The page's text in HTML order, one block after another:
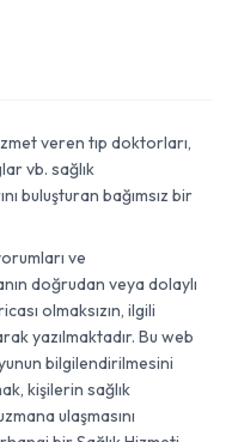
veren tıp doktorları,
vb. sağlık
buluşturan bağımsız bir
ve
doğrudan veya dolaylı
olmaksızın, ilgili
yazılmaktadır. Bu web
bilgilendirilmesini
kişilerin sağlık
ulaşmasını